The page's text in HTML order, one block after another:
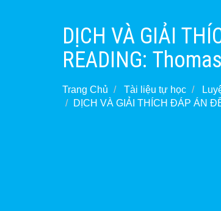
DỊCH VÀ GIẢI
READING:
Trang Chủ Tài liệu tự học
DỊCH VÀ GIẢI THÍCH ĐÁP ÁN